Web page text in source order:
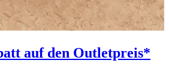
auf den Outletpreis*